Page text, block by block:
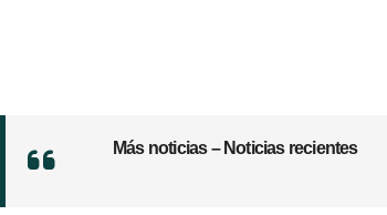
Más noticias – Noticias recientes